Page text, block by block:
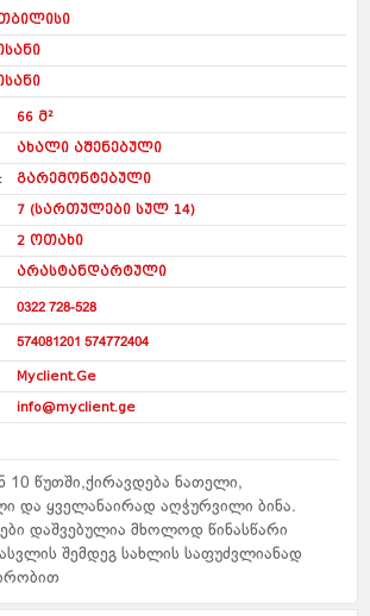
66 მ²
ახალი აშენებული
გარემონტებული
7 (სართულები სულ 14)
2 ოთახი
არასტანდარტული
0322 728-528
574081201 574772404
Myclient.Ge
info@myclient.ge
10 წუთში,ქირავდება ნათელი,
და ყველანაირად აღჭურვილი ბინა.
დაშვებულია მხოლოდ წინასწარი
შემდეგ სახლის საფუძვლიანად